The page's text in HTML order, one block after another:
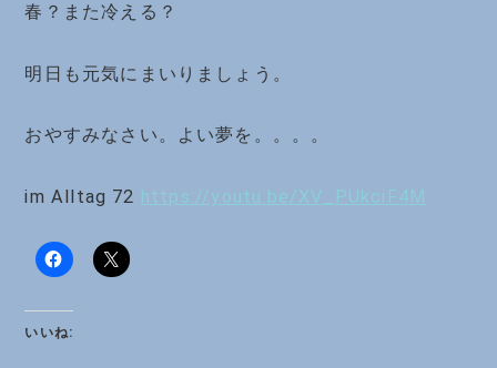
春？また冷える？
明日も元気にまいりましょう。
おやすみなさい。よい夢を。。。。
im Alltag 72 https://youtu.be/XV_PUkciF4M
いいね: